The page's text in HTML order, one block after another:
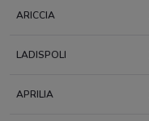
ARICCIA
LADISPOLI
APRILIA